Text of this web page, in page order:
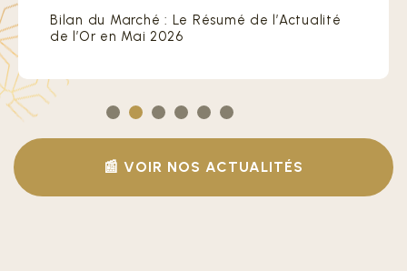
Bilan du Marché : Le Résumé de l’Actualité
de l’Or en Mai 2026
📰 VOIR NOS ACTUALITÉS